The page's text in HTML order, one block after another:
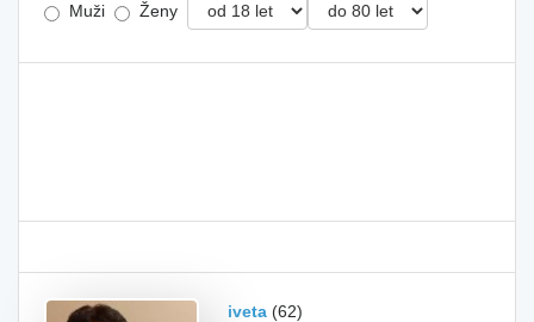
Muži Ženy
iveta (62)